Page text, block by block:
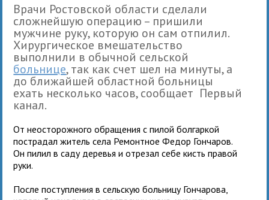
Врачи Ростовской области сделали
сложнейшую операцию – пришили
мужчине руку, которую он сам отпилил.
Хирургическое вмешательство
выполнили в обычной сельской
больнице, так как счет шел на минуты, а
до ближайшей областной больницы
ехать несколько часов, сообщает Первый
канал.
От неосторожного обращения с пилой болгаркой
пострадал житель села Ремонтное Федор Гончаров.
Он пилил в саду деревья и отрезал себе кисть правой
руки.
После поступления в сельскую больницу Гончарова,